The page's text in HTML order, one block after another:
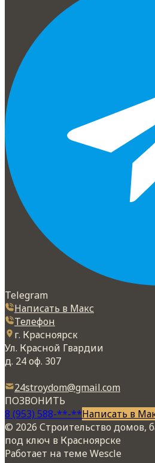
Telegram
Написать в Макс
Телефон
г. Красноярск
Ул. Красной Гвардии
д. 24 оф. 307
24stroydom@gmail.com
ПОЗВОНИТЬ
8 (953) 588-**-**Написать в
© 2026 Строительство домов,
под ключ в Красноярске
Работает на теме Wescle